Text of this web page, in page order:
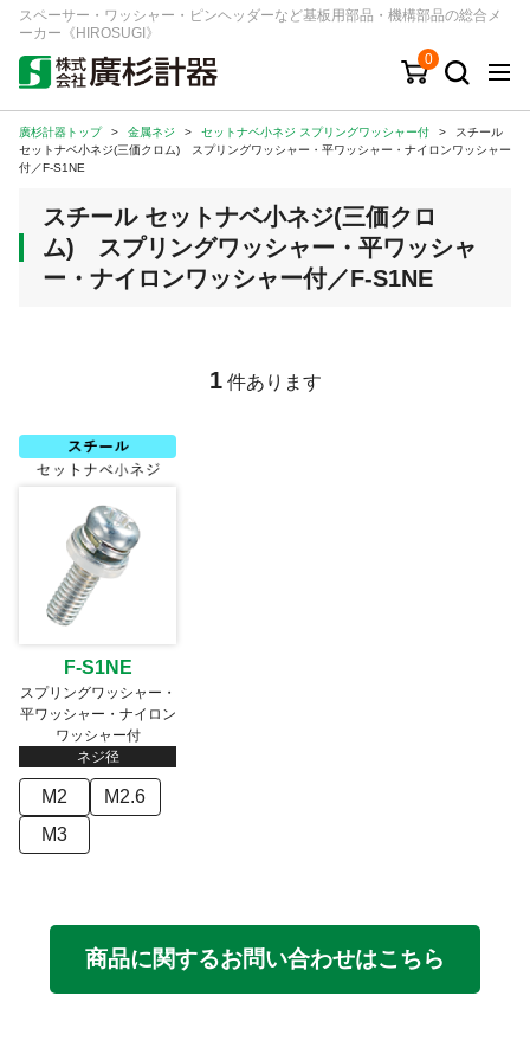
スペーサー・ワッシャー・ピンヘッダーなど基板用部品・機構部品の総合メ
ーカー《HIROSUGI》
0
キーワード 品番/シリーズ
商品カテゴリから探す
ジャンルから探す
シリーズから探す
ご利用ガイド
お問い合わせ窓口
会社情報
廣杉計器トップ > 金属ネジ > セットナベ小ネジ スプリングワッシャー付 >
スチール
セットナベ小ネジ(三価クロム) スプリングワッシャー・平ワッシャー・ナイロンワッシャー
付／F-S1NE
スチール セットナベ小ネジ(三価クロ
ム) スプリングワッシャー・平ワッシャ
ー・ナイロンワッシャー付／F-S1NE
1 件あります
F-S1NE
スプリングワッシャー・
平ワッシャー・ナイロン
ワッシャー付
ネジ径
M2
M2.6
M3
商品に関するお問い合わせはこちら